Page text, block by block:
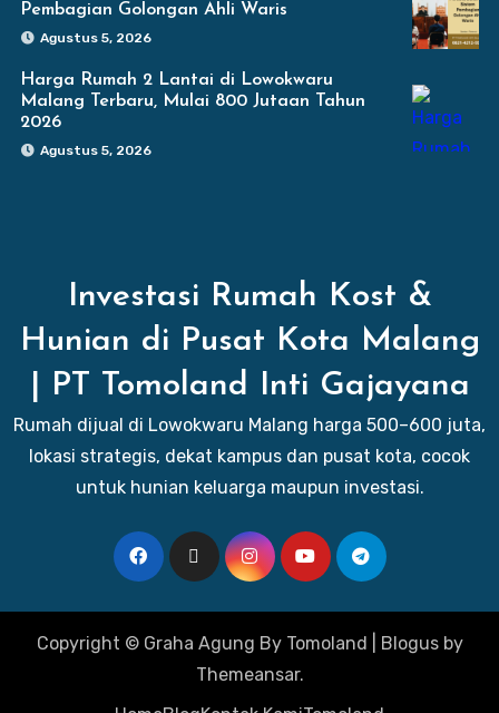
Pembagian Golongan Ahli Waris
Agustus 5, 2026
Harga Rumah 2 Lantai di Lowokwaru
Malang Terbaru, Mulai 800 Jutaan Tahun
2026
Agustus 5, 2026
Investasi Rumah Kost &
Hunian di Pusat Kota Malang
| PT Tomoland Inti Gajayana
Rumah dijual di Lowokwaru Malang harga 500–600 juta,
lokasi strategis, dekat kampus dan pusat kota, cocok
untuk hunian keluarga maupun investasi.
Copyright © Graha Agung By Tomoland Blogusby
Themeansar.